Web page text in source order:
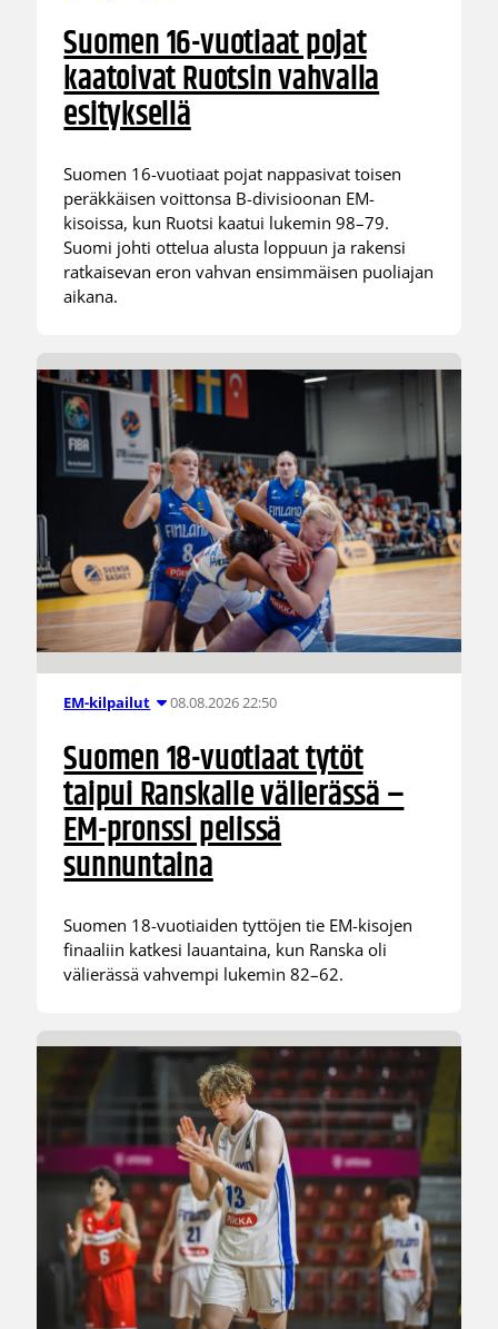
Suomen 16-vuotiaat pojat
kaatoivat Ruotsin vahvalla
esityksellä
Suomen 16-vuotiaat pojat nappasivat toisen
peräkkäisen voittonsa B-divisioonan EM-
kisoissa, kun Ruotsi kaatui lukemin 98–79.
Suomi johti ottelua alusta loppuun ja rakensi
ratkaisevan eron vahvan ensimmäisen puoliajan
aikana.
EM-kilpailut 08.08.2026 22:50
Suomen 18-vuotiaat tytöt
taipui Ranskalle välierässä –
EM-pronssi pelissä
sunnuntaina
Suomen 18-vuotiaiden tyttöjen tie EM-kisojen
finaaliin katkesi lauantaina, kun Ranska oli
välierässä vahvempi lukemin 82–62.